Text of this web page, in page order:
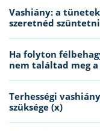
Vashiány: a
szeretnéd
Ha folyton
nem találtad meg
Terhességi
szüksége (x)